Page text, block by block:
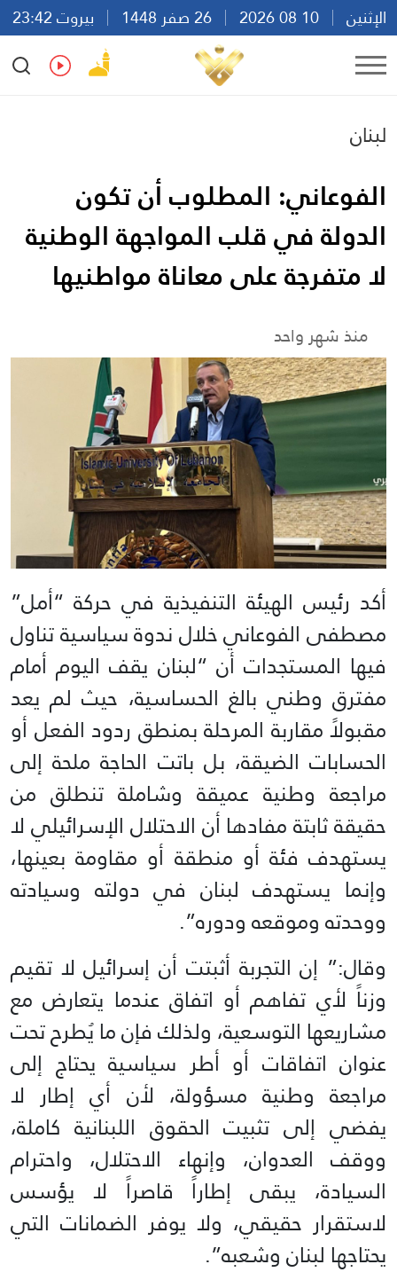
الإثنين
بيروت 23:42
Ar
En Fr Es
لبنان
الفوعاني: المطلوب أن تكون
الدولة في قلب المواجهة الوطنية
لا متفرجة على معاناة مواطنيها
منذ شهر واحد
أكد رئيس الهيئة التنفيذية في حركة “أمل”
مصطفى الفوعاني خلال ندوة سياسية تناول
فيها المستجدات أن “لبنان يقف اليوم أمام
مفترق وطني بالغ الحساسية، حيث لم يعد
مقبولاً مقاربة المرحلة بمنطق ردود الفعل أو
الحسابات الضيقة، بل باتت الحاجة ملحة إلى
مراجعة وطنية عميقة وشاملة تنطلق من
حقيقة ثابتة مفادها أن الاحتلال الإسرائيلي لا
يستهدف فئة أو منطقة أو مقاومة بعينها،
وإنما يستهدف لبنان في دولته وسيادته
ووحدته وموقعه ودوره”.
وقال:” إن التجربة أثبتت أن إسرائيل لا تقيم
وزناً لأي تفاهم أو اتفاق عندما يتعارض مع
مشاريعها التوسعية، ولذلك فإن ما يُطرح تحت
عنوان اتفاقات أو أطر سياسية يحتاج إلى
مراجعة وطنية مسؤولة، لأن أي إطار لا
يفضي إلى تثبيت الحقوق اللبنانية كاملة،
ووقف العدوان، وإنهاء الاحتلال، واحترام
السيادة، يبقى إطاراً قاصراً لا يؤسس
لاستقرار حقيقي، ولا يوفر الضمانات التي
يحتاجها لبنان وشعبه”.